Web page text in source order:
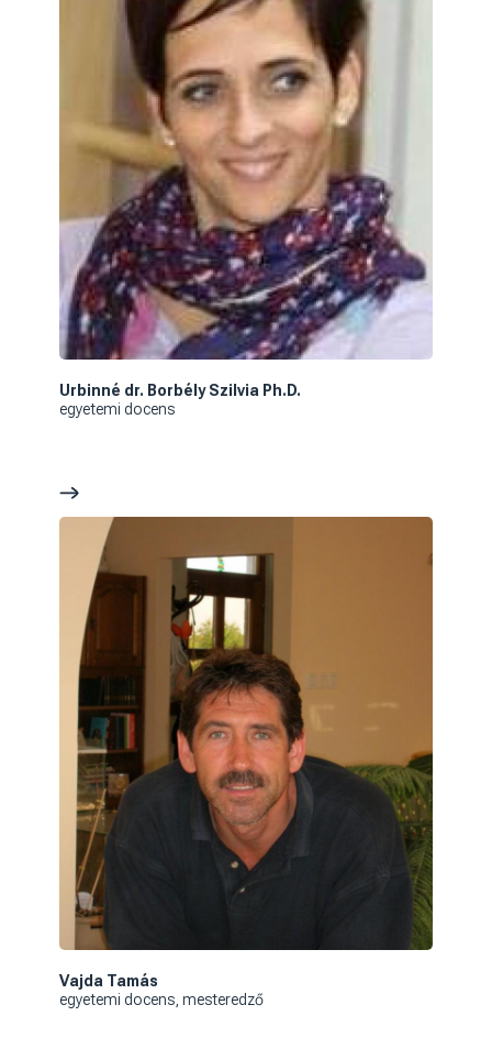
Urbinné dr. Borbély Szilvia Ph.D.
egyetemi docens
Vajda Tamás
egyetemi docens, mesteredző